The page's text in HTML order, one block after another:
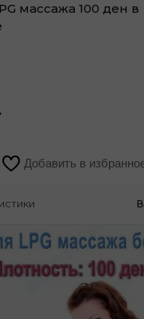
массажа 100 ден в
Добавить в